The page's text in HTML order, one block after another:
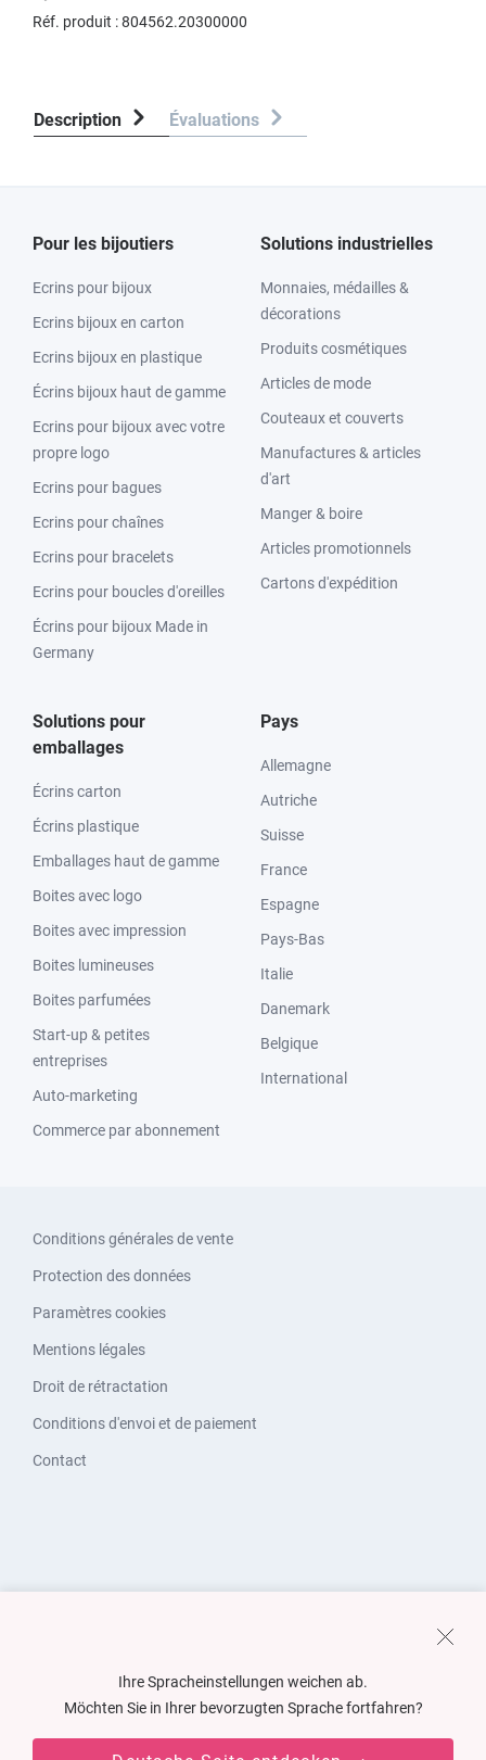
Réf. produit :804562.20300000
Description Évaluations
Pour les bijoutiers
Ecrins pour bijoux
Ecrins bijoux en carton
Ecrins bijoux en plastique
Écrins bijoux haut de gamme
Ecrins pour bijoux avec votre
propre logo
Ecrins pour bagues
Ecrins pour chaînes
Ecrins pour bracelets
Ecrins pour boucles d'oreilles
Écrins pour bijoux Made in
Germany
Solutions industrielles
Monnaies, médailles &
décorations
Produits cosmétiques
Articles de mode
Couteaux et couverts
Manufactures & articles
d'art
Manger & boire
Articles promotionnels
Cartons d'expédition
Solutions pour
emballages
Écrins carton
Écrins plastique
Emballages haut de gamme
Boites avec logo
Boites avec impression
Boites lumineuses
Boites parfumées
Start-up & petites
entreprises
Auto-marketing
Commerce par abonnement
Pays
Allemagne
Autriche
Suisse
France
Espagne
Pays-Bas
Italie
Danemark
Belgique
International
Conditions générales de vente
Protection des données
Paramètres cookies
Mentions légales
Droit de rétractation
Conditions d'envoi et de paiement
Contact
Ihre Spracheinstellungen weichen ab.
Möchten Sie in Ihrer bevorzugten Sprache fortfahren?